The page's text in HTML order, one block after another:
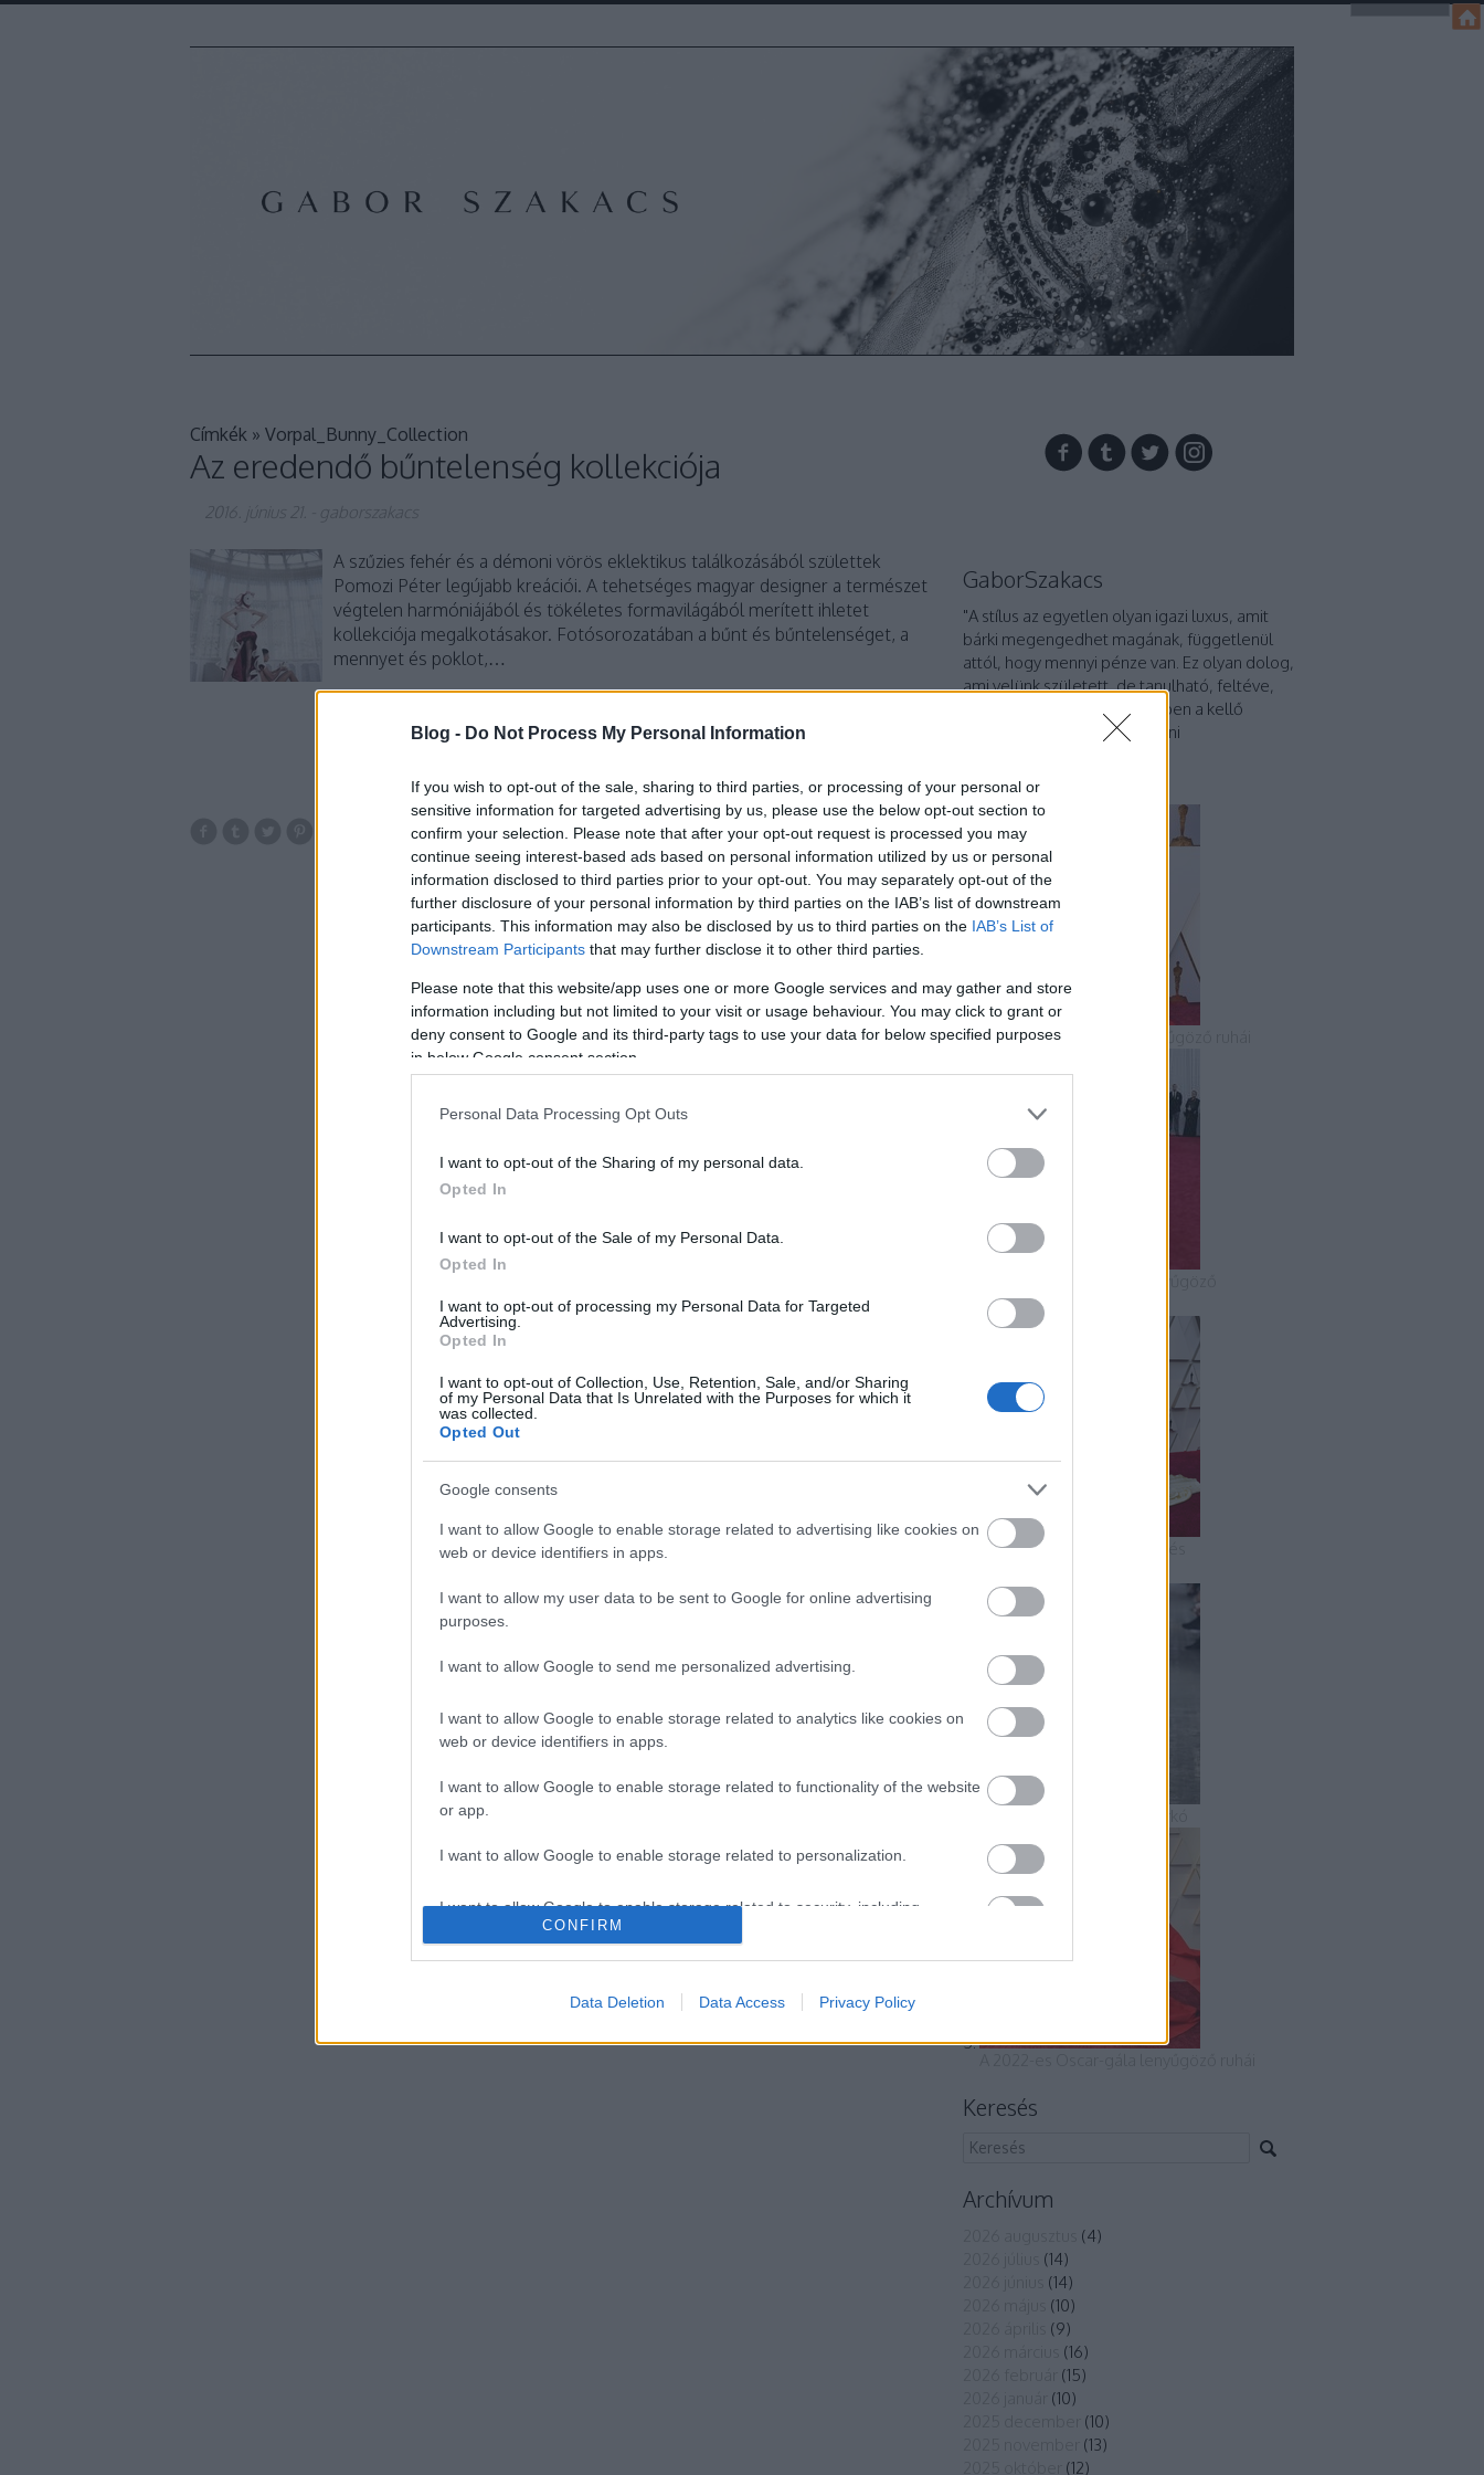
Blog - Do Not Process My Personal Information
If you wish to opt-out of the sale, sharing to third parties, or processing of your personal or
sensitive information for targeted advertising by us, please use the below opt-out section to
confirm your selection. Please note that after your opt-out request is processed you may
continue seeing interest-based ads based on personal information utilized by us or personal
information disclosed to third parties prior to your opt-out. You may separately opt-out of the
further disclosure of your personal information by third parties on the IAB’s list of downstream
participants. This information may also be disclosed by us to third parties on the IAB’s List of
Downstream Participants that may further disclose it to other third parties.
Please note that this website/app uses one or more Google services and may gather and store
information including but not limited to your visit or usage behaviour. You may click to grant or
deny consent to Google and its third-party tags to use your data for below specified purposes
in below Google consent section.
Personal Data Processing Opt Outs
I want to opt-out of the Sharing of my personal data.
Opted In
I want to opt-out of the Sale of my Personal Data.
Opted In
I want to opt-out of processing my Personal Data for Targeted
Advertising.
Opted In
I want to opt-out of Collection, Use, Retention, Sale, and/or Sharing
of my Personal Data that Is Unrelated with the Purposes for which it
was collected.
Opted Out
Google consents
I want to allow Google to enable storage related to advertising like cookies on
web or device identifiers in apps.
I want to allow my user data to be sent to Google for online advertising
purposes.
I want to allow Google to send me personalized advertising.
I want to allow Google to enable storage related to analytics like cookies on
web or device identifiers in apps.
I want to allow Google to enable storage related to functionality of the website
or app.
I want to allow Google to enable storage related to personalization.
I want to allow Google to enable storage related to security, including
authentication functionality and fraud prevention, and other user protection.
CONFIRM
Data Deletion Data Access Privacy Policy
Címkék » Vorpal_Bunny_Collection
Az eredendő bűntelenség kollekciója
2016. június 21. gaborszakacs
A szűzies fehér és a démoni vörös eklektikus találkozásából születtek
Pomozi Péter legújabb kreációi. A tehetséges magyar designer a természet
végtelen harmóniájából és tökéletes formavilágából merített ihletet
kollekciója megalkotásakor. Fotósorozatában a bűnt és bűntelenséget, a
mennyet és poklot,…
Szólj hozzá!
magyar
fehér designer piros kollekció selyem
haute couture
eklektikus
organza Pomozi Péter Pèpo pliszé Vorpal Bunny Collection
GaborSzakacs
"A stílus az egyetlen olyan igazi luxus, amit
bárki megengedhet magának, függetlenül
attól, hogy mennyi pénze van. Ez olyan dolog,
ami velünk született, de tanulható, feltéve,
ha megvan hozzá az emberben a kellő
intelligencia." - Giorgio Armani
Top 5
A 2018-as Oscar-gála lenyűgöző ruhái
ruhakölteményei
A 2019-es Oscar-gála mesés
Keresés
Archívum
(4)
(14)
(14)
(10)
(9)
(16)
(15)
(10)
(10)
(13)
(12)